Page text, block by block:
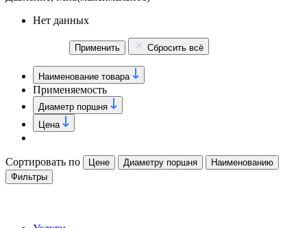
Нет данных
Применить Сбросить всё
Наименование товара
Применяемость
Диаметр поршня
Цена
Сортировать по Цене Диаметру поршня
Наименованию
Фильтры